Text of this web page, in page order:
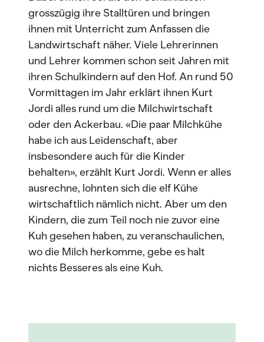
grosszügig ihre Stalltüren und bringen
ihnen mit Unterricht zum Anfassen die
Landwirtschaft näher. Viele Lehrerinnen
und Lehrer kommen schon seit Jahren mit
ihren Schulkindern auf den Hof. An rund 50
Vormittagen im Jahr erklärt ihnen Kurt
Jordi alles rund um die Milchwirtschaft
oder den Ackerbau. «Die paar Milchkühe
habe ich aus Leidenschaft, aber
insbesondere auch für die Kinder
behalten», erzählt Kurt Jordi. Wenn er alles
ausrechne, lohnten sich die elf Kühe
wirtschaftlich nämlich nicht. Aber um den
Kindern, die zum Teil noch nie zuvor eine
Kuh gesehen haben, zu veranschaulichen,
wo die Milch herkomme, gebe es halt
nichts Besseres als eine Kuh.